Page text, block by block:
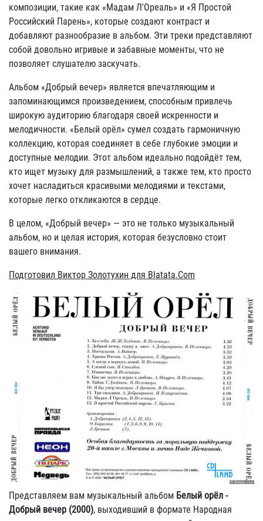
композиции, такие как «Мадам Л'Ореаль» и «Я Простой
Российский Парень», которые создают контраст и
добавляют разнообразие в альбом. Эти треки представляют
собой довольно игривые и забавные моменты, что не
позволяет слушателю заскучать.
Альбом «Добрый вечер» является впечатляющим и
запоминающимся произведением, способным привлечь
широкую аудиторию благодаря своей искренности и
мелодичности. «Белый орёл» сумел создать гармоничную
коллекцию, которая соединяет в себе глубокие эмоции и
доступные мелодии. Этот альбом идеально подойдёт тем,
кто ищет музыку для размышлений, а также тем, кто просто
хочет насладиться красивыми мелодиями и текстами,
которые легко откликаются в сердце.
В целом, «Добрый вечер» — это не только музыкальный
альбом, но и целая история, которая безусловно стоит
вашего внимания.
Подготовил Виктор Золотухин для Blatata.Com
Представляем вам музыкальный альбом Белый орёл -
Добрый вечер (2000), выходивший в формате Народная